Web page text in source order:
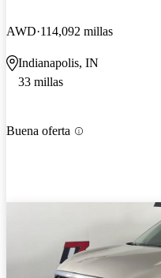
AWD 114,092 millas
Indianapolis, IN
33 millas
Buena oferta